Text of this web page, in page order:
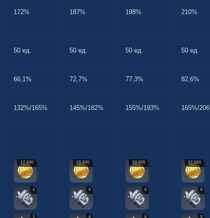
172% 187% 198% 210%
50 ед. 50 ед. 50 ед. 50 ед.
66,1% 72,7% 77,3% 82,6%
132%/165% 145%/182% 155%/193% 165%/
17 500
2
3
25 000
4
4
30 000
6
6
37 500
9
9